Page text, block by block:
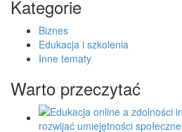
Kategorie
Biznes
Edukacja i szkolenia
Inne tematy
Warto przeczytać